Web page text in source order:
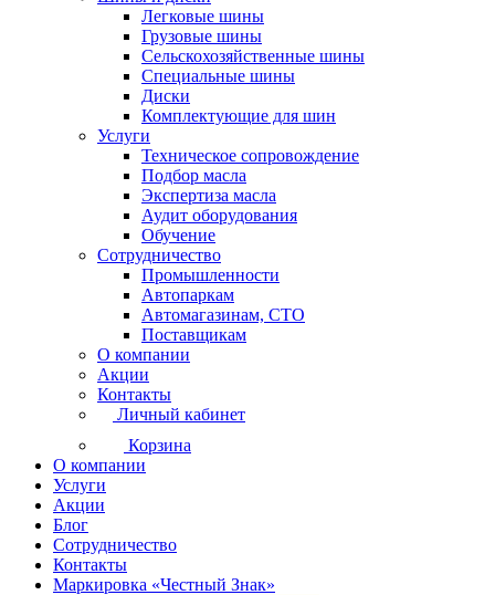
Легковые шины
Грузовые шины
Сельскохозяйственные шины
Специальные шины
Диски
Комплектующие для шин
Услуги
Техническое сопровождение
Подбор масла
Экспертиза масла
Аудит оборудования
Обучение
Сотрудничество
Промышленности
Автопаркам
Автомагазинам, СТО
Поставщикам
О компании
Акции
Контакты
Личный кабинет
Корзина
О компании
Услуги
Акции
Блог
Сотрудничество
Контакты
Маркировка «Честный Знак»